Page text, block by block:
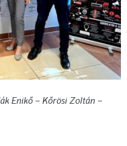
Enikő – Kőrösi Zoltán –